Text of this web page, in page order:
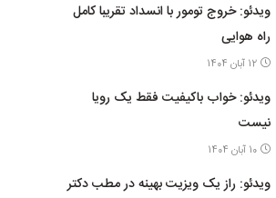
ویدئو: خروج تومور با انسداد تقریبا کامل
راه هوایی
12 آبان 1404
ویدئو: خواب باکیفیت فقط یک رویا
نیست
10 آبان 1404
ویدئو: راز یک ویزیت بهینه در مطب دکتر